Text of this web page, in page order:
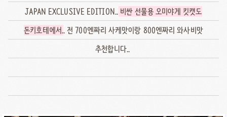
JAPAN EXCLUSIVE EDITION.. 비싼 선물용 오미야게 킷캣도
돈키호테에서.. 전 700엔짜리 사케맛이랑 800엔짜리 와사비맛
추천합니다..